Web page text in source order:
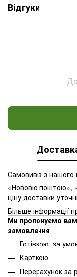
Відгуки
Самовивіз з
«Нововю поштою»,
ціну доставки
Більше інформації
Ми пропонуємо вам
замовлення
Готівкою, за
Карткою
Перерахунок за